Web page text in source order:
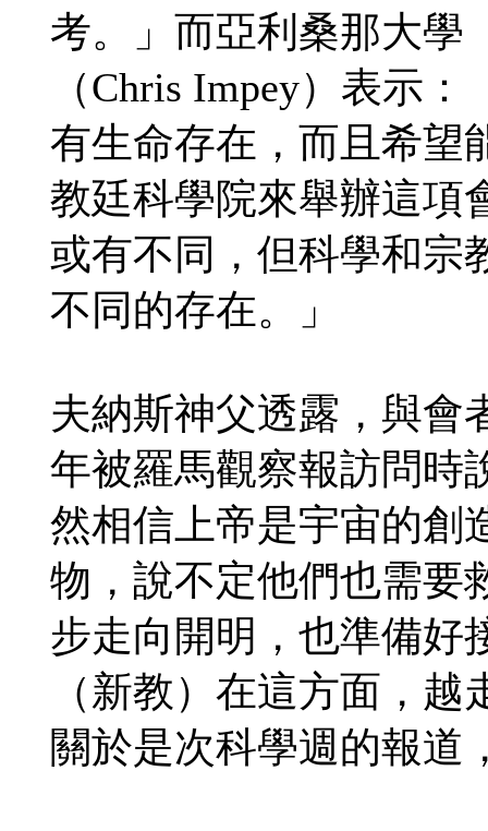
考。」而亞利桑那大學
（Chris Impey）表示
有生命存在，而且希望
教廷科學院來舉辦這項
或有不同，但科學和宗
不同的存在。」
夫納斯神父透露，與會
年被羅馬觀察報訪問時
然相信上帝是宇宙的創
物，說不定他們也需要
步走向開明，也準備好
（新教）在這方面，
關於是次科學週的報道